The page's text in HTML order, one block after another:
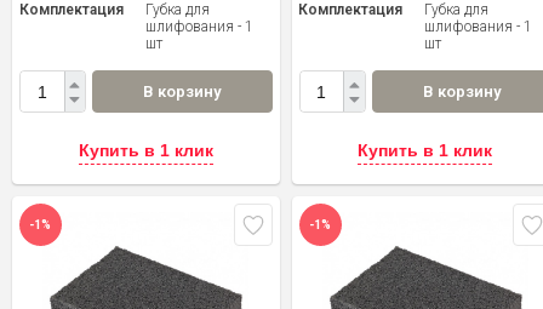
Комплектация
Губка для
шлифования - 1
шт
В корзину
Купить в 1 клик
Комплектация
Губка для
шлифования - 1
шт
В корзину
Купить в 1 клик
-1% -1%